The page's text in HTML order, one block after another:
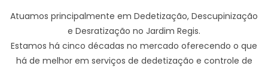
Atuamos principalmente em Dedetização, Descupinização
e Desratização no Jardim Regis.
Estamos há cinco décadas no mercado oferecendo o que
há de melhor em serviços de dedetização e controle de